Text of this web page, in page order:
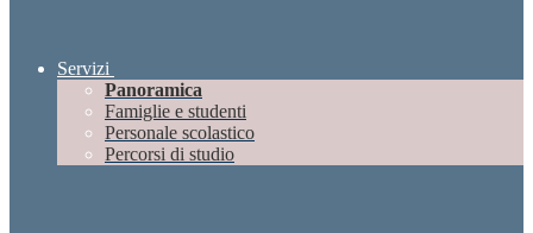
Servizi
Panoramica
Famiglie e studenti
Personale scolastico
Percorsi di studio